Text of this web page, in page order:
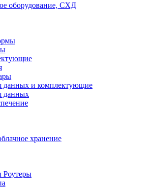
оборудование, СХД
данных и комплектующие
данных
хранение